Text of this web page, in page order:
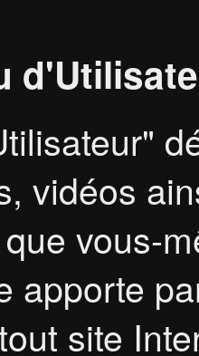
vidéos
vous-
apporte
site